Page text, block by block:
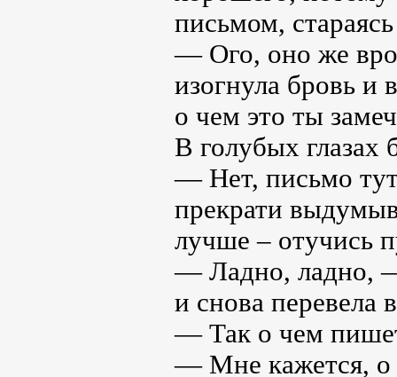
письмом,
— Ого, оно же
изогнула бровь и
о чем это ты
В голубых глазах
— Нет, письмо
прекрати
лучше – отучись
— Ладно, ладно,
и снова перевела
— Так о чем
— Мне кажется, о